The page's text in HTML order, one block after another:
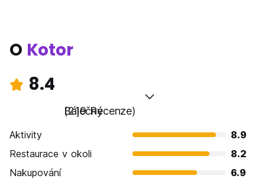
O Kotor
8.4
Báječný
(219 Recenze)
Aktivity
8.9
Restaurace v okoli
8.2
Nakupování
6.9